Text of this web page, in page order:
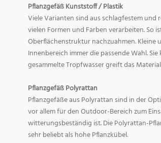
Pflanzgefäß Kunststoff / Plastik
Viele Varianten sind aus schlagfestem
vielen Formen und Farben verarbeiten. So
Oberflächenstruktur nachzuahmen. Kleine
Innenbereich immer die passende Wahl.
gesammelte Tropfwasser greift das
Pflanzgefäß Polyrattan
Pflanzgefäße aus Polyrattan sind in der
vor allem für den Outdoor-Bereich zum
witterungsbeständig ist. Die Polyrattan-
sehr beliebt als hohe Pflanzkübel.